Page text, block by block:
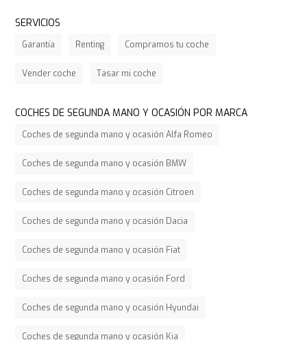
SERVICIOS
Garantía Renting Compramos tu coche
Vender coche Tasar mi coche
COCHES DE SEGUNDA MANO Y OCASIÓN POR MARCA
Coches de segunda mano y ocasión Alfa Romeo
Coches de segunda mano y ocasión BMW
Coches de segunda mano y ocasión Citroen
Coches de segunda mano y ocasión Dacia
Coches de segunda mano y ocasión Fiat
Coches de segunda mano y ocasión Ford
Coches de segunda mano y ocasión Hyundai
Coches de segunda mano y ocasión Kia